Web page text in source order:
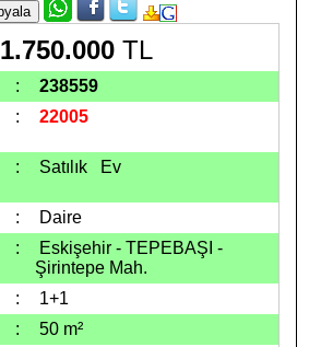
1.750.000 TL
:
238559
: 22005
: Satılık Ev
:
Daire
:
Eskişehir - TEPEBAŞI -
Şirintepe Mah.
:
1+1
:
50 m²